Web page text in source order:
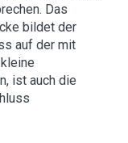
Das
bildet der
auf der mit
ist auch die